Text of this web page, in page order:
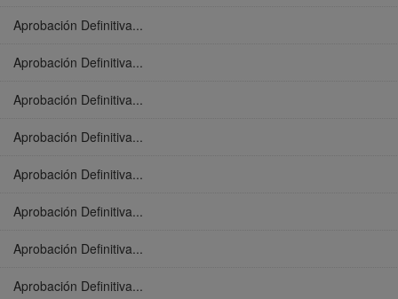
Aprobación Definitiva...
Aprobación Definitiva...
Aprobación Definitiva...
Aprobación Definitiva...
Aprobación Definitiva...
Aprobación Definitiva...
Aprobación Definitiva...
Aprobación Definitiva...